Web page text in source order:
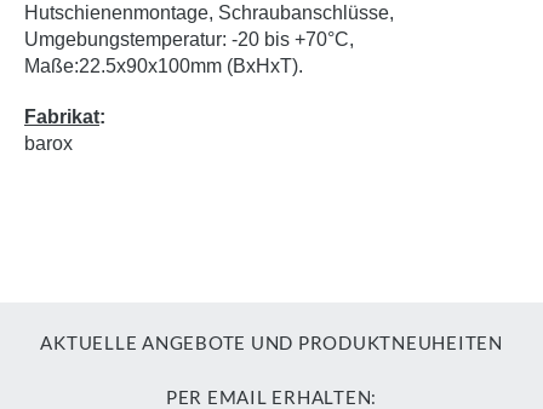
Hutschienenmontage, Schraubanschlüsse,
Umgebungstemperatur: -20 bis +70°C,
Maße:22.5x90x100mm (BxHxT).
Fabrikat:
barox
AKTUELLE ANGEBOTE UND PRODUKTNEUHEITEN
PER EMAIL ERHALTEN: